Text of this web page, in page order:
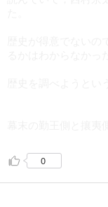
0